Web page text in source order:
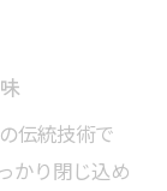
伝統技術で
かり閉じ込め